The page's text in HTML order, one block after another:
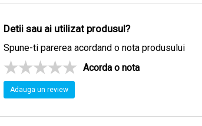
Detii sau ai utilizat produsul?
Spune-ti parerea acordand o nota produsului
Acorda o nota
Adauga un review